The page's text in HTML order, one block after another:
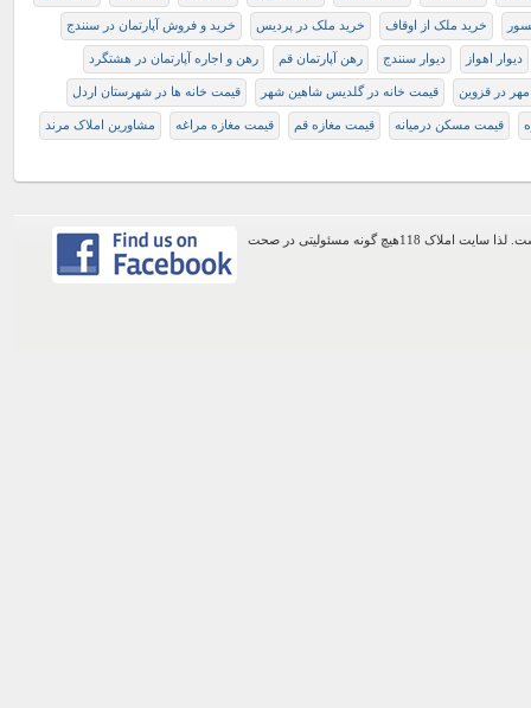
خرید ملک از اوقاف خرید ملک در پردیس خرید و فروش آپارتمان در سنندج
دیوار اهواز دیوار سنندج رهن آپارتمان قم رهن و اجاره آپارتمان در هشتگرد
در قزوین قيمت خانه در گلديس شاهين شهر قيمت خانه ها در شهرستان اردل
قیمت مسکن درمیانه قیمت مغازه قم قیمت مغازه مراغه مشاورین املاک مرند
اطلاعات موجود در این وب سایت از طریق کاربران عمومی سایت ثبت شده است. لذا سایت املاک 118هیچ گونه مسئولیتی در صحت